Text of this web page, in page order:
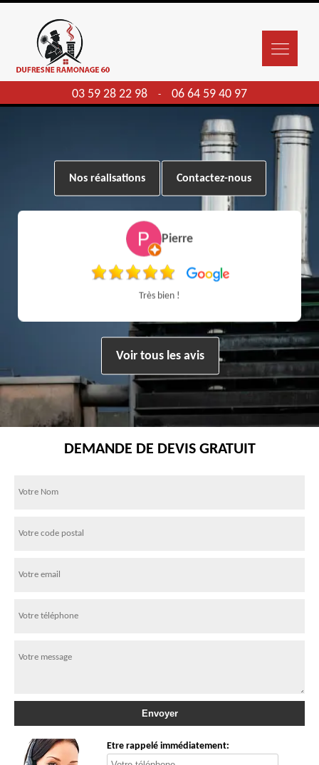
03 59 28 22 98 - 06 64 59 40 97
Nos réalisations Contactez-nous
Pierre
Très bien !
Voir tous les avis
DEMANDE DE DEVIS GRATUIT
Etre rappelé immédiatement: